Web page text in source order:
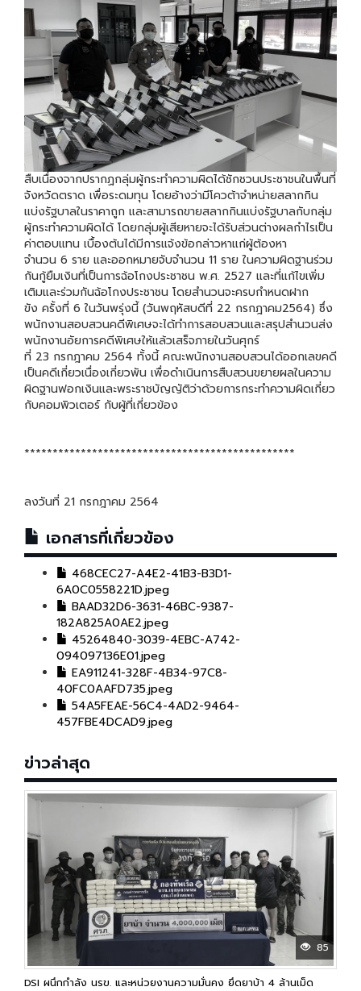
สืบเนื่องจากปรากฏกลุ่มผู้กระทำความผิดได้ชักชวนประชาชนในพื้นที่
จังหวัดตราด เพื่อระดมทุน โดยอ้างว่ามีโควต้าจำหน่ายสลากกิน
แบ่งรัฐบาลในราคาถูก และสามารถขายสลากกินแบ่งรัฐบาลกับกลุ่ม
ผู้กระทำความผิดได้ โดยกลุ่มผู้เสียหายจะได้รับส่วนต่างผลกำไรเป็น
ค่าตอบแทน เบื้องต้นได้มีการแจ้งข้อกล่าวหาแก่ผู้ต้องหา
จำนวน 6 ราย และออกหมายจับจำนวน 11 ราย ในความผิดฐานร่วม
กันกู้ยืมเงินที่เป็นการฉ้อโกงประชาชน พ.ศ. 2527 และที่แก้ไขเพิ่ม
เติมและร่วมกันฉ้อโกงประชาชน โดยสำนวนจะครบกำหนดฝาก
ขัง ครั้งที่ 6 ในวันพรุ่งนี้ (วันพฤหัสบดีที่ 22 กรกฎาคม2564) ซึ่ง
พนักงานสอบสวนคดีพิเศษจะได้ทำการสอบสวนและสรุปสำนวนส่ง
พนักงานอัยการคดีพิเศษให้แล้วเสร็จภายในวันศุกร์
ที่ 23 กรกฎาคม 2564 ทั้งนี้ คณะพนักงานสอบสวนได้ออกเลขคดี
เป็นคดีเกี่ยวเนื่องเกี่ยวพัน เพื่อดำเนินการสืบสวนขยายผลในความ
ผิดฐานฟอกเงินและพระราชบัญญัติว่าด้วยการกระทำความผิดเกี่ยว
กับคอมพิวเตอร์ กับผู้ที่เกี่ยวข้อง
************************************************
ลงวันที่ 21 กรกฎาคม 2564
เอกสารที่เกี่ยวข้อง
468CEC27-A4E2-41B3-B3D1-
6A0C0558221D.jpeg
BAAD32D6-3631-46BC-9387-
182A825A0AE2.jpeg
45264840-3039-4EBC-A742-
094097136E01.jpeg
EA911241-328F-4B34-97C8-
40FC0AAFD735.jpeg
54A5FEAE-56C4-4AD2-9464-
457FBE4DCAD9.jpeg
ข่าวล่าสุด
85
DSI ผนึกกำลัง นรข. และหน่วยงานความมั่นคง ยึดยาบ้า 4 ล้านเม็ด